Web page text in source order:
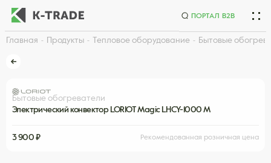
ПОРТАЛ B2B
Главная Продукты Тепловое оборудование Бытовые
Бытовые обогреватели
Электрический конвектор LORIOT Magic LHCY-1000 М
3 900 ₽ Рекомендованная розничная цена